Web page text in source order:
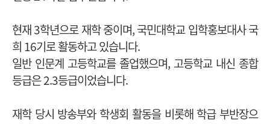
현재 3학년으로 재학 중이며, 국민대학교 입학홍보대사 국
희 16기로 활동하고 있습니다.
일반 인문계 고등학교를 졸업했으며, 고등학교 내신 종합
등급은 2.3등급이었습니다.
재학 당시 방송부와 학생회 활동을 비롯해 학급 부반장으